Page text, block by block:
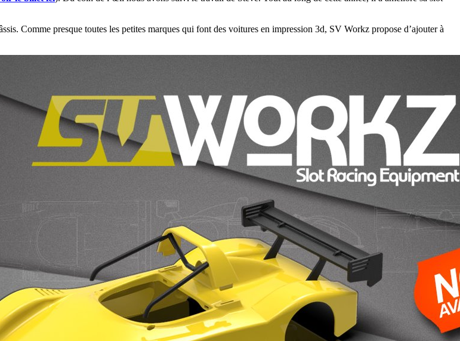
Comme presque toutes les petites marques qui font des voitures en impression 3d, SV Workz propose d’ajouter à